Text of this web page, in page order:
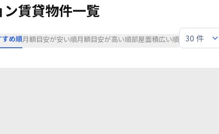
賃貸物件一覧
すめ順月額目安が安い順月額目安が高い順部屋面積広い順